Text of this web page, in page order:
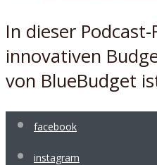
In dieser
innovativen
von BlueBudget
facebook
instagram